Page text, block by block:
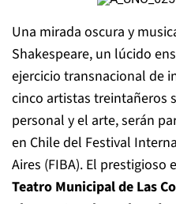
Una mirada oscura y
Shakespeare, un lúcido
ejercicio transnacional de
cinco artistas treintañeros
personal y el arte, serán
en Chile del Festival
Aires (FIBA). El
Teatro Municipal de Las